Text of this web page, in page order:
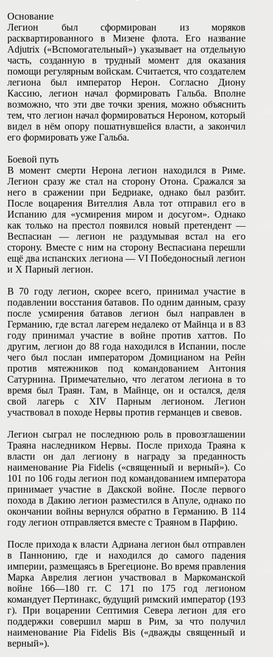
Основание
Легион был сформирован из моряков
расквартированного в Мизене флота. Его название
Adjutrix («Вспомогательный») указывает на отдельную
часть, созданную в трудный момент для оказания
помощи регулярным войскам. Считается, что создателем
легиона был император Нерон. Согласно Диону
Кассию, легион начал формировать Гальба. Вполне
возможно, что эти две точки зрения, можно объяснить
тем, что легион начал формироваться Нероном, который
видел в нём опору пошатнувшейся власти, а закончил
его формировать уже Гальба.
Боевой путь
В момент смерти Нерона легион находился в Риме.
Легион сразу же стал на сторону Отона. Сражался за
него в сражении при Бедриаке, однако был разбит.
После воцарения Вителлия Авла тот отправил его в
Испанию для «усмирения миром и досугом». Однако
как только на престол появился новый претендент —
Веспасиан — легион не раздумывая встал на его
сторону. Вместе с ним на сторону Веспасиана перешли
ещё два испанских легиона — VI Победоносный легион
и X Парный легион.
В 70 году легион, скорее всего, принимал участие в
подавлении восстания батавов. По одним данным, сразу
после усмирения батавов легион был направлен в
Германию, где встал лагерем недалеко от Майнца и в 83
году принимал участие в войне против хаттов. По
другим, легион до 88 года находился в Испании, после
чего был послан императором Домицианом на Рейн
против мятежников под командованием Антония
Сатурнина. Примечательно, что легатом легиона в то
время был Траян. Там, в Майнце, он и остался, деля
свой лагерь с XIV Парным легионом. Легион
участвовал в походе Нервы против германцев и свевов.
Легион сыграл не последнюю роль в провозглашении
Траяна наследником Нервы. После прихода Траяна к
власти он дал легиону в награду за преданность
наименование Pia Fidelis («священный и верный»). Со
101 по 106 годы легион под командованием императора
принимает участие в Дакской войне. После первого
похода в Дакию легион разместился в Апуле, однако по
окончании войны вернулся обратно в Германию. В 114
году легион отправляется вместе с Траяном в Парфию.
После прихода к власти Адриана легион был отправлен
в Паннонию, где и находился до самого падения
империи, размещаясь в Брегеционе. Во время правления
Марка Аврелия легион участвовал в Маркоманской
войне 166—180 гг. С 171 по 175 год легионом
командует Пертинакс, будущий римский император (193
г). При воцарении Септимия Севера легион для его
поддержки совершил марш в Рим, за что получил
наименование Pia Fidelis Bis («дважды священный и
верный»).